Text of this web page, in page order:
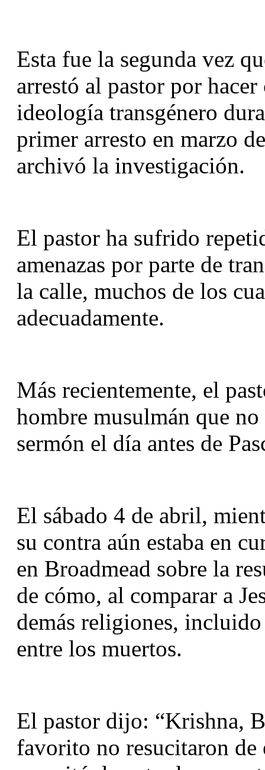
Esta fue la segunda vez
arrestó al pastor por
ideología transgénero
primer arresto en marzo
archivó la investigación.
El pastor ha sufrido
amenazas por parte de
la calle, muchos de los
adecuadamente.
Más recientemente, el
hombre musulmán que no
sermón el día antes de
El sábado 4 de abril,
su contra aún estaba en
en Broadmead sobre la
de cómo, al comparar a
demás religiones,
entre los muertos.
El pastor dijo: “Krishna,
favorito no resucitaron de